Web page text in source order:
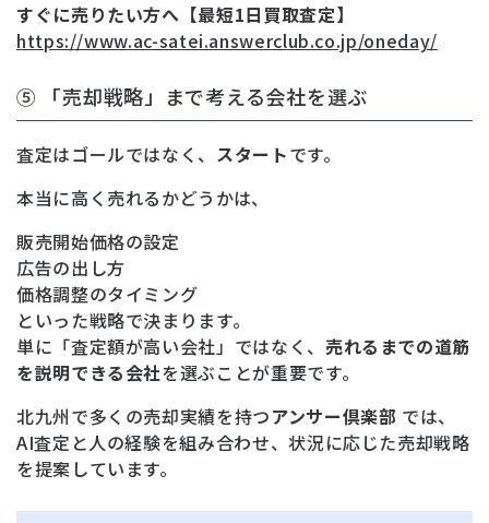
すぐに売りたい方へ【最短1日買取査定】
https://www.ac-satei.answerclub.co.jp/oneday/
⑤ 「売却戦略」まで考える会社を選ぶ
査定はゴールではなく、 スタートです。
本当に高く売れるかどうかは、
販売開始価格の設定
広告の出し方
価格調整のタイミング
といった戦略で決まります。
単に「査定額が高い会社」ではなく、 売れるまでの道筋
を説明できる会社を選ぶことが重要です。
北九州で多くの売却実績を持つアンサー倶楽部 では、
AI査定と人の経験を組み合わせ、状況に応じた売却戦略
を提案しています。